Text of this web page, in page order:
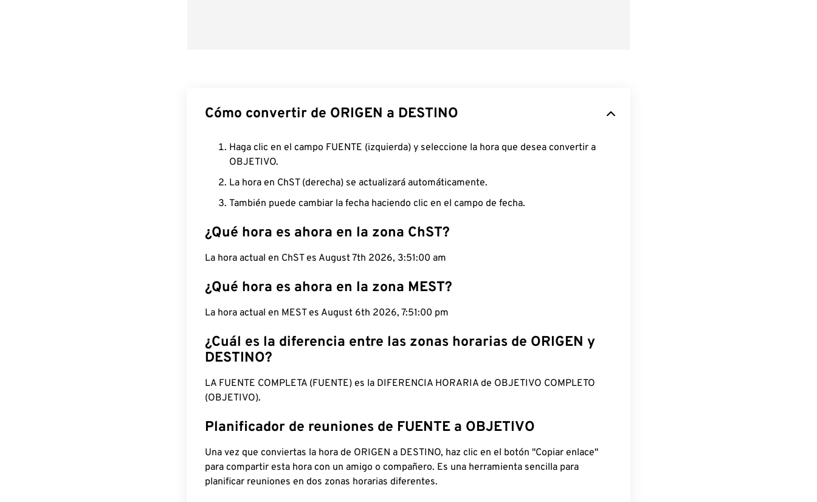
Cómo convertir de ORIGEN a DESTINO
Haga clic en el campo FUENTE (izquierda) y seleccione la hora que desea convertir a
OBJETIVO.
La hora en ChST (derecha) se actualizará automáticamente.
También puede cambiar la fecha haciendo clic en el campo de fecha.
¿Qué hora es ahora en la zona ChST?
La hora actual en ChST es August 7th 2026, 3:51:01 am
¿Qué hora es ahora en la zona MEST?
La hora actual en MEST es August 6th 2026, 7:51:01 pm
¿Cuál es la diferencia entre las zonas horarias de ORIGEN y
DESTINO?
LA FUENTE COMPLETA (FUENTE) es la DIFERENCIA HORARIA de OBJETIVO COMPLETO
(OBJETIVO).
Planificador de reuniones de FUENTE a OBJETIVO
Una vez que conviertas la hora de ORIGEN a DESTINO, haz clic en el botón "Copiar enlace"
para compartir esta hora con un amigo o compañero. Es una herramienta sencilla para
planificar reuniones en dos zonas horarias diferentes.